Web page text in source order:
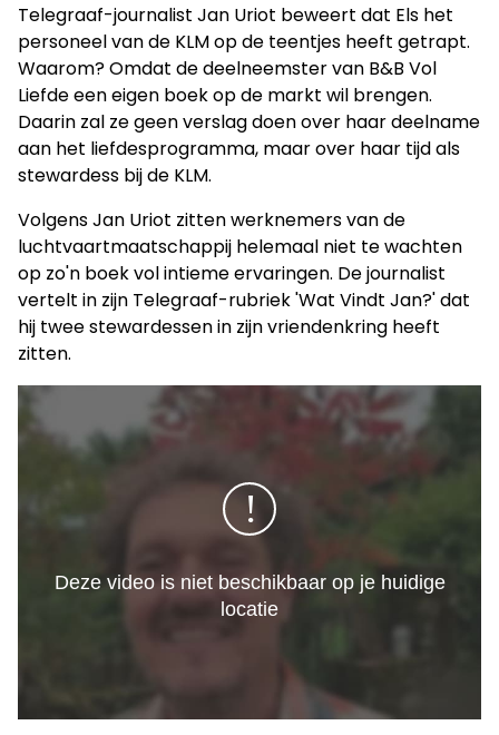
Telegraaf-journalist Jan Uriot beweert dat Els het
personeel van de KLM op de teentjes heeft getrapt.
Waarom? Omdat de deelneemster van B&B Vol
Liefde een eigen boek op de markt wil brengen.
Daarin zal ze geen verslag doen over haar deelname
aan het liefdesprogramma, maar over haar tijd als
stewardess bij de KLM.
Volgens Jan Uriot zitten werknemers van de
luchtvaartmaatschappij helemaal niet te wachten
op zo'n boek vol intieme ervaringen. De journalist
vertelt in zijn Telegraaf-rubriek 'Wat Vindt Jan?' dat
hij twee stewardessen in zijn vriendenkring heeft
zitten.